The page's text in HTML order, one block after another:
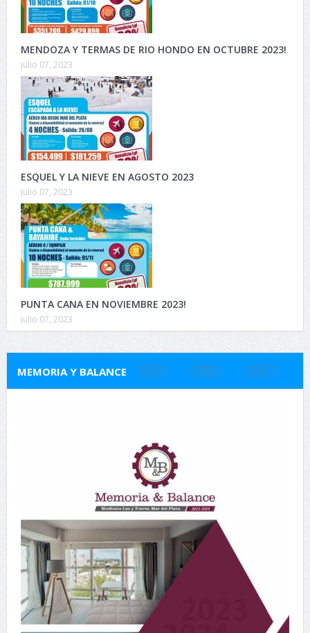
MENDOZA Y TERMAS DE RIO HONDO EN OCTUBRE 2023!
julio 07, 2023
ESQUEL Y LA NIEVE EN AGOSTO 2023
julio 07, 2023
PUNTA CANA EN NOVIEMBRE 2023!
julio 07, 2023
MEMORIA Y BALANCE